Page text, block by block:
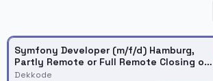
Symfony Developer (m/f/d) Hamburg,
Partly Remote or Full Remote Closing on:
06/30/2025
Dekkode